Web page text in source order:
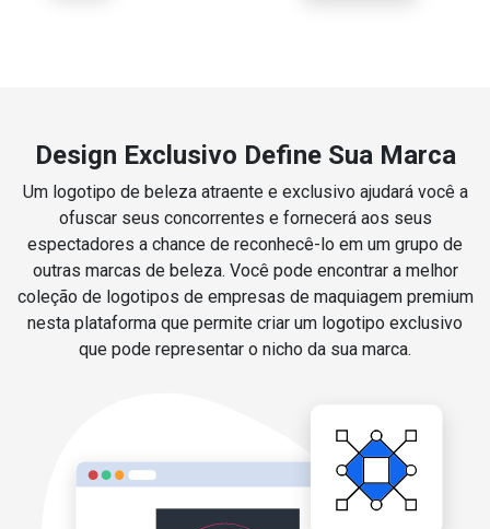
Design Exclusivo Define Sua Marca
Um logotipo de beleza atraente e exclusivo ajudará você a
ofuscar seus concorrentes e fornecerá aos seus
espectadores a chance de reconhecê-lo em um grupo de
outras marcas de beleza. Você pode encontrar a melhor
coleção de logotipos de empresas de maquiagem premium
nesta plataforma que permite criar um logotipo exclusivo
que pode representar o nicho da sua marca.